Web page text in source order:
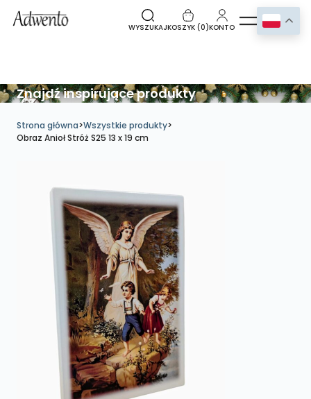
WYSZUKAJKOSZYK (0)KONTO
Znajdź inspirujące produkty
Strona główna>Wszystkie produkty>
Obraz Anioł Stróż S25 13 x 19 cm